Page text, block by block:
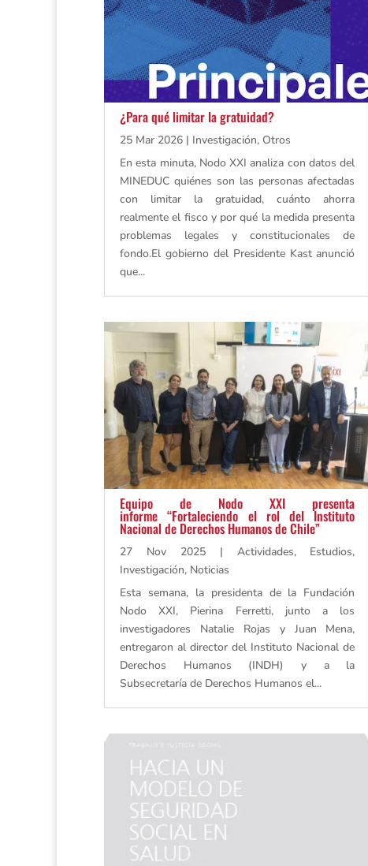
¿Para qué limitar la gratuidad?
25 Mar 2026 | Investigación, Otros
En esta minuta, Nodo XXI analiza con datos del
MINEDUC quiénes son las personas afectadas
con limitar la gratuidad, cuánto ahorra
realmente el fisco y por qué la medida presenta
problemas legales y constitucionales de
fondo.El gobierno del Presidente Kast anunció
que...
Equipo de Nodo XXI presenta
informe “Fortaleciendo el rol del Instituto
Nacional de Derechos Humanos de Chile”
27 Nov 2025| Actividades, Estudios,
Investigación, Noticias
Esta semana, la presidenta de la Fundación
Nodo XXI, Pierina Ferretti, junto a los
investigadores Natalie Rojas y Juan Mena,
entregaron al director del Instituto Nacional de
Derechos Humanos (INDH) y a la
Subsecretaría de Derechos Humanos el...